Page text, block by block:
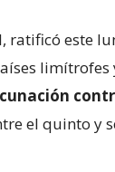
ratificó este
limítrofes
el quinto y